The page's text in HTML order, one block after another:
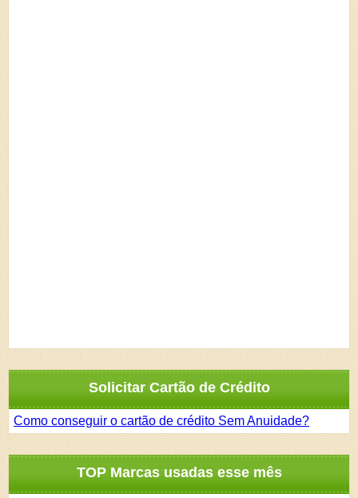
Solicitar Cartão de Crédito
Como conseguir o cartão de crédito Sem Anuidade?
TOP Marcas usadas esse mês